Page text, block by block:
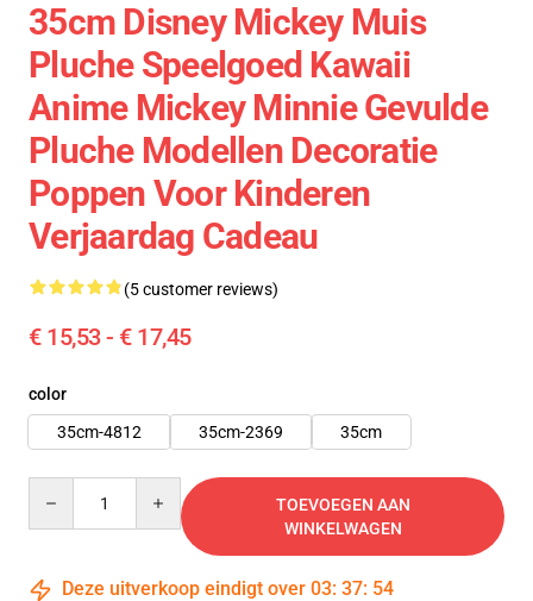
35cm Disney Mickey Muis
Pluche Speelgoed Kawaii
Anime Mickey Minnie Gevulde
Pluche Modellen Decoratie
Poppen Voor Kinderen
Verjaardag Cadeau
(5 customer reviews)
€ 15,53 - € 17,45
color
35cm-4812
35cm-2369 35cm
TOEVOEGEN AAN
WINKELWAGEN
Deze uitverkoop eindigt over 03: 37: 53